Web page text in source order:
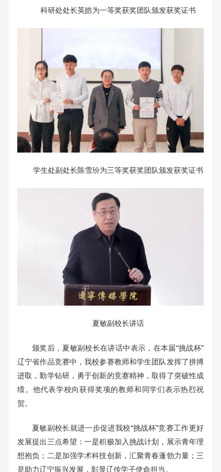
科研处处长英皓为一等奖获奖团队颁发获奖证书
学生处副处长陈雪玢为三等奖获奖团队颁发获奖证书
夏敏副校长讲话
颁奖后，夏敏副校长在讲话中表示，在本届“挑战杯”
辽宁省作品竞赛中，我校参赛教师和学生团队发挥了拼搏
进取，勤学钻研，勇于创新的竞赛精神，取得了突破性成
绩。他代表学校向获得奖项的教师和同学们表示热烈祝
贺。
夏敏副校长就进一步促进我校“挑战杯”竞赛工作更好
发展提出三点希望：一是积极加入挑战计划，展示青年理
想抱负；二是加强学术科技创新，汇聚青春蓬勃力量；三
是助力辽宁振兴发展，彰显辽传学子使命担当。